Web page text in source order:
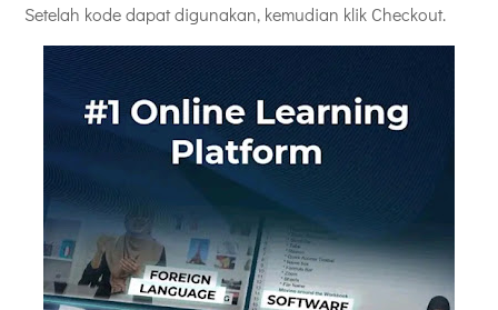
Setelah kode dapat digunakan, kemudian klik Checkout.